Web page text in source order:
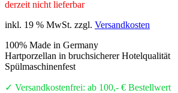
derzeit nicht lieferbar
inkl. 19 % MwSt. zzgl. Versandkosten
100% Made in Germany
Hartporzellan in bruchsicherer Hotelqualität
Spülmaschinenfest
✓ Versandkostenfrei: ab 100,- € Bestellwert